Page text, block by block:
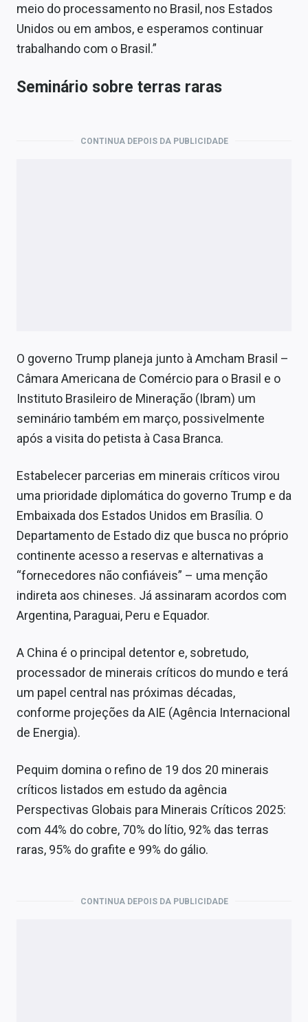
meio do processamento no Brasil, nos Estados
Unidos ou em ambos, e esperamos continuar
trabalhando com o Brasil.”
Seminário sobre terras raras
CONTINUA DEPOIS DA PUBLICIDADE
O governo Trump planeja junto à Amcham Brasil –
Câmara Americana de Comércio para o Brasil e o
Instituto Brasileiro de Mineração (Ibram) um
seminário também em março, possivelmente
após a visita do petista à Casa Branca.
Estabelecer parcerias em minerais críticos virou
uma prioridade diplomática do governo Trump e da
Embaixada dos Estados Unidos em Brasília. O
Departamento de Estado diz que busca no próprio
continente acesso a reservas e alternativas a
“fornecedores não confiáveis” – uma menção
indireta aos chineses. Já assinaram acordos com
Argentina, Paraguai, Peru e Equador.
A China é o principal detentor e, sobretudo,
processador de minerais críticos do mundo e terá
um papel central nas próximas décadas,
conforme projeções da AIE (Agência Internacional
de Energia).
Pequim domina o refino de 19 dos 20 minerais
críticos listados em estudo da agência
Perspectivas Globais para Minerais Críticos 2025:
com 44% do cobre, 70% do lítio, 92% das terras
raras, 95% do grafite e 99% do gálio.
CONTINUA DEPOIS DA PUBLICIDADE